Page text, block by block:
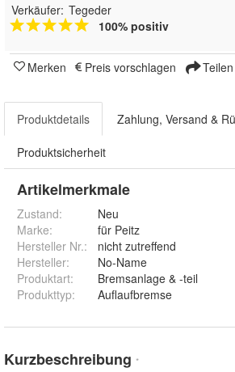
Verkäufer: Tegeder
100% positiv
Merken Preis vorschlagen Teilen
Produktdetails Zahlung, Versand &
Produktsicherheit
Artikelmerkmale
Zustand:
Neu
Marke:
für Peitz
Hersteller Nr.:
nicht zutreffend
Hersteller:
No-Name
Produktart:
Bremsanlage & -teil
Produkttyp: Auflaufbremse
Kurzbeschreibung *